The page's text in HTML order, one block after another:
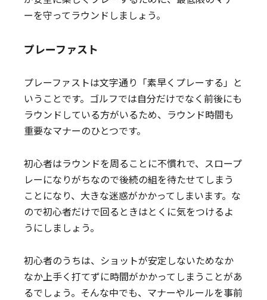
ーを守ってラウンドしましょう。
プレーファスト
プレーファストは文字通り「素早くプレーする」と
いうことです。ゴルフでは自分だけでなく前後にも
ラウンドしている方がいるため、ラウンド時間も
重要なマナーのひとつです。
初心者はラウンドを周ることに不慣れで、スロープ
レーになりがちなので後続の組を待たせてしまう
ことになり、大きな迷惑がかかってしまいます。な
ので初心者だけで回るときはとくに気をつけるよ
うにしましょう。
初心者のうちは、ショットが安定しないためなか
なか上手く打てずに時間がかかってしまうことがあ
るでしょう。そんな中でも、マナーやルールを事前